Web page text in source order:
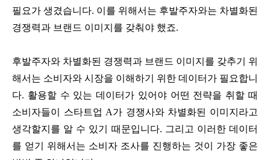
필요가 생겼습니다. 이를 위해서는 후발주자와는 차별화된
경쟁력과 브랜드 이미지를 갖춰야 했죠.
후발주자와 차별화된 경쟁력과 브랜드 이미지를 갖추기 위
해서는 소비자와 시장을 이해하기 위한 데이터가 필요합니
다. 활용할 수 있는 데이터가 있어야 어떤 전략을 취할 때
소비자들이 스타트업 A가 경쟁사와 차별화된 이미지라고
생각할지를 알 수 있기 때문입니다. 그리고 이러한 데이터
를 얻기 위해서는 소비자 조사를 진행하는 것이 가장 좋은